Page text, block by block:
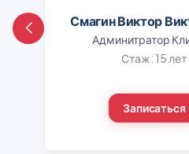
Смагин Виктор
Админитратор
Стаж: 15 лет
Записаться